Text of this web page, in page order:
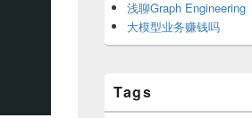
浅聊Graph Engineering
大模型业务赚钱吗
Tags